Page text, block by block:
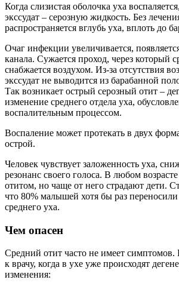
Когда слизистая оболочка уха
экссудат – серозную жидкость. Без
распространяется вглубь уха, вплоть до
Очаг инфекции увеличивается,
канала. Сужается проход, через который
снабжается воздухом. Из-за отсутствия
экссудат не выводится из барабанной
Так возникает острый серозный отит –
изменение среднего отдела уха,
воспалительным процессом.
Воспаление может протекать в двух
острой.
Человек чувствует заложенность уха,
резонанс своего голоса. В любом
отитом, но чаще от него страдают дети.
что 80% малышей хотя бы раз
среднего уха.
Чем опасен
Средний отит часто не имеет симптомов.
к врачу, когда в ухе уже происходят
изменения: